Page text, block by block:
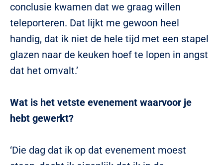
conclusie kwamen dat we graag willen
teleporteren. Dat lijkt me gewoon heel
handig, dat ik niet de hele tijd met een stapel
glazen naar de keuken hoef te lopen in angst
dat het omvalt.’
Wat is het vetste evenement waarvoor je
hebt gewerkt?
‘Die dag dat ik op dat evenement moest